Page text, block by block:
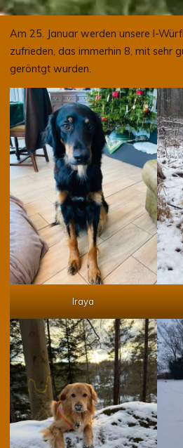
Am 25. Januar werden unsere I-
zufrieden, das immerhin 8, mit sehr
geröntgt wurden.
Iraya